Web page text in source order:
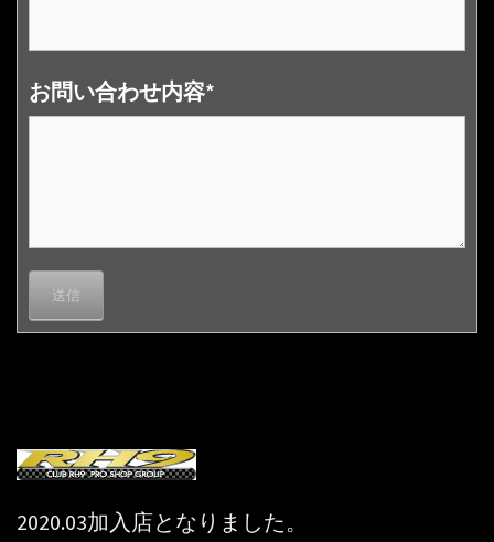
お問い合わせ内容*
2020.03加入店となりました。